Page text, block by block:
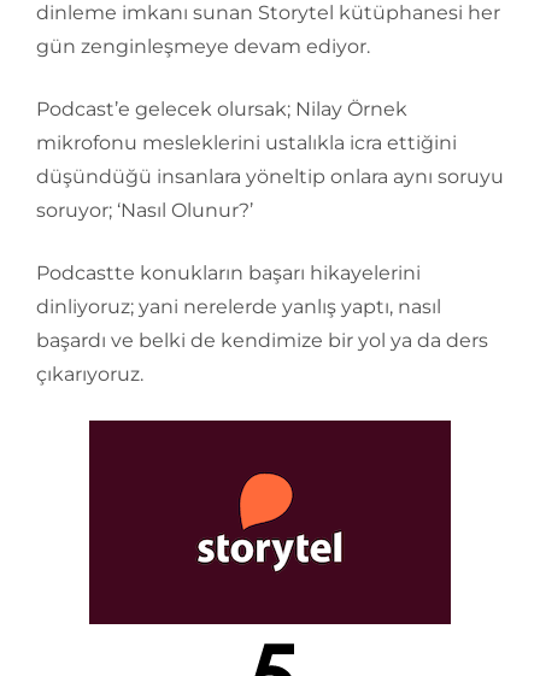
dinleme imkanı sunan Storytel kütüphanesi her
gün zenginleşmeye devam ediyor.
Podcast’e gelecek olursak; Nilay Örnek
mikrofonu mesleklerini ustalıkla icra ettiğini
düşündüğü insanlara yöneltip onlara aynı soruyu
soruyor; ‘Nasıl Olunur?’
Podcastte konukların başarı hikayelerini
dinliyoruz; yani nerelerde yanlış yaptı, nasıl
başardı ve belki de kendimize bir yol ya da ders
çıkarıyoruz.